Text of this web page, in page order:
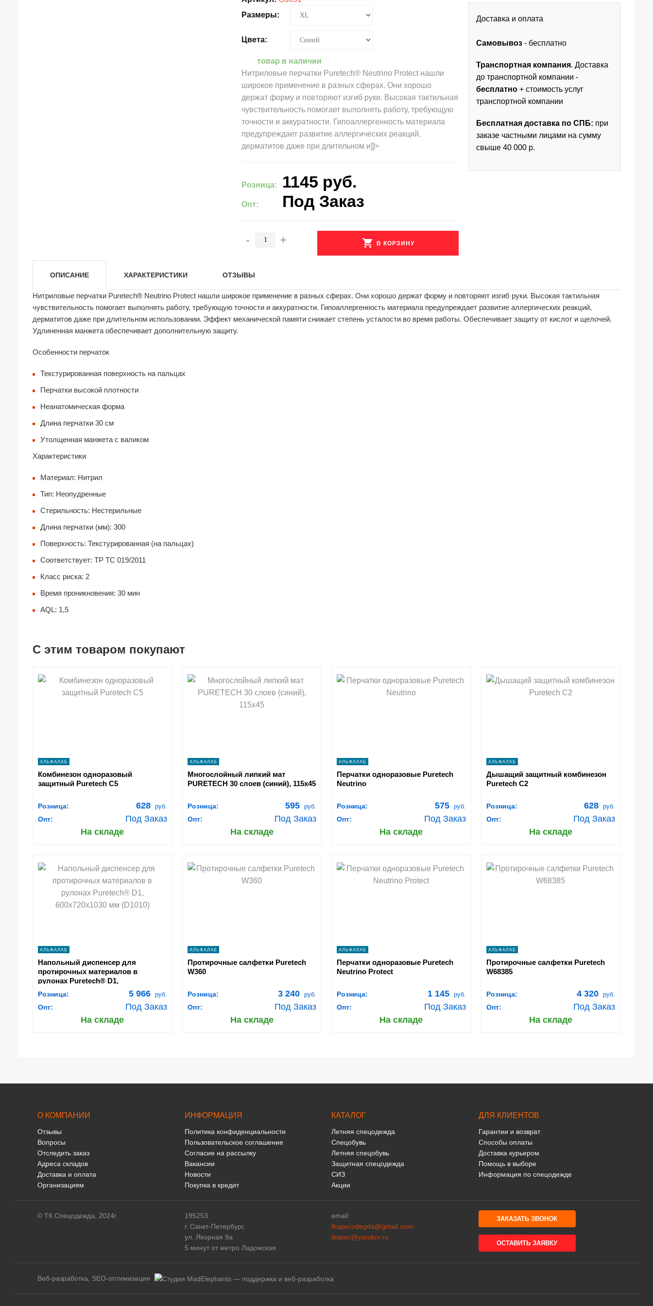
Размеры:
Цвета:
товар в наличии
Нитриловые перчатки Puretech® Neutrino Protect нашли
широкое применение в разных сферах. Они хорошо
держат форму и повторяют изгиб руки. Высокая тактильная
чувствительность помогает выполнять работу, требующую
точности и аккуратности. Гипоаллергенность материала
предупреждает развитие аллергических реакций,
дерматитов даже при длительном и]]>
Розница: 1145 руб.
Опт: Под Заказ
- + shopping_cart В КОРЗИНУ
Доставка и оплата
Самовывоз- бесплатно
Транспортная компания. Доставка
до транспортной компании -
бесплатно+ стоимость услуг
транспортной компании
Бесплатная доставка по СПБ: при
заказе частными лицами на сумму
свыше 40 000 р.
ОПИСАНИЕ ХАРАКТЕРИСТИКИ ОТЗЫВЫ
Нитриловые перчатки Puretech® Neutrino Protect нашли широкое применение в разных сферах. Они хорошо держат форму и повторяют изгиб руки. Высокая тактильная
чувствительность помогает выполнять работу, требующую точности и аккуратности. Гипоаллергенность материала предупреждает развитие аллергических реакций,
дерматитов даже при длительном использовании. Эффект механической памяти снижает степень усталости во время работы. Обеспечивает защиту от кислот и щелочей.
Удлиненная манжета обеспечивает дополнительную защиту.
Особенности перчаток
Текстурированная поверхность на пальцах
Перчатки высокой плотности
Неанатомическая форма
Длина перчатки 30 см
Утолщенная манжета с валиком
Характеристики
Материал: Нитрил
Тип: Неопудренные
Стерильность: Нестерильные
Длина перчатки (мм): 300
Поверхность: Текстурированная (на пальцах)
Соответствует: TP TC 019/2011
Класс риска: 2
Время проникновения: 30 мин
AQL: 1,5
С этим товаром покупают
shopping_cart В КОРЗИНУ
АЛЬФАЛАБ
Комбинезон одноразовый
защитный Puretech C5
Розница: 628 руб.
Опт:
Под Заказ
На складе
shopping_cart В КОРЗИНУ
ПОДРОБНЕЕ
АЛЬФАЛАБ
Многослойный липкий мат
PURETECH 30 слоев (синий), 115х45
Розница: 595 руб.
Опт:
Под Заказ
На складе
shopping_cart В КОРЗИНУ
АЛЬФАЛАБ
Перчатки одноразовые Puretech
Neutrino
Розница: 575 руб.
Опт:
Под Заказ
На складе
shopping_cart В КОРЗИНУ
АЛЬФАЛАБ
Дышащий защитный комбинезон
Puretech C2
Розница: 628 руб.
Опт:
Под Заказ
На складе
shopping_cart В КОРЗИНУ
navigate_next ПОДРОБНЕЕ
АЛЬФАЛАБ
Напольный диспенсер для
протирочных материалов в
рулонах Puretech® D1,
600x720x1030 мм (D1010)
Розница: 5 966 руб.
Опт:
Под Заказ
На складе
shopping_cart В КОРЗИНУ
АЛЬФАЛАБ
Протирочные салфетки Puretech
W360
Розница: 3 240 руб.
Опт:
Под Заказ
На складе
shopping_cart В КОРЗИНУ
АЛЬФАЛАБ
Перчатки одноразовые Puretech
Neutrino Protect
Розница: 1 145 руб.
Опт:
Под Заказ
На складе
shopping_cart В КОРЗИНУ
АЛЬФАЛАБ
Протирочные салфетки Puretech
W68385
Розница: 4 320 руб.
Опт:
Под Заказ
На складе
О КОМПАНИИ
Отзывы
Вопросы
Отследить заказ
Адреса складов
Доставка и оплата
Организациям
ИНФОРМАЦИЯ
Политика конфиденциальности
Пользовательское соглашение
Согласие на рассылку
Вакансии
Новости
Покупка в кредит
КАТАЛОГ
Летняя спецодежда
Спецобувь
Летняя спецобувь
Защитная спецодежда
СИЗ
Акции
ДЛЯ КЛИЕНТОВ
Гарантии и возврат
Способы оплаты
Доставка курьером
Помощь в выборе
Информация по спецодежде
© ТК Спецодежда, 2024г
195253
г. Санкт-Петербург,
ул. Якорная 9а
5 минут от метро Ладожская
email:
tkspecodegda@gmail.com
tkspec@yandex.ru
ЗАКАЗАТЬ ЗВОНОК
ОСТАВИТЬ ЗАЯВКУ
Веб-разработка, SEO-оптимизация